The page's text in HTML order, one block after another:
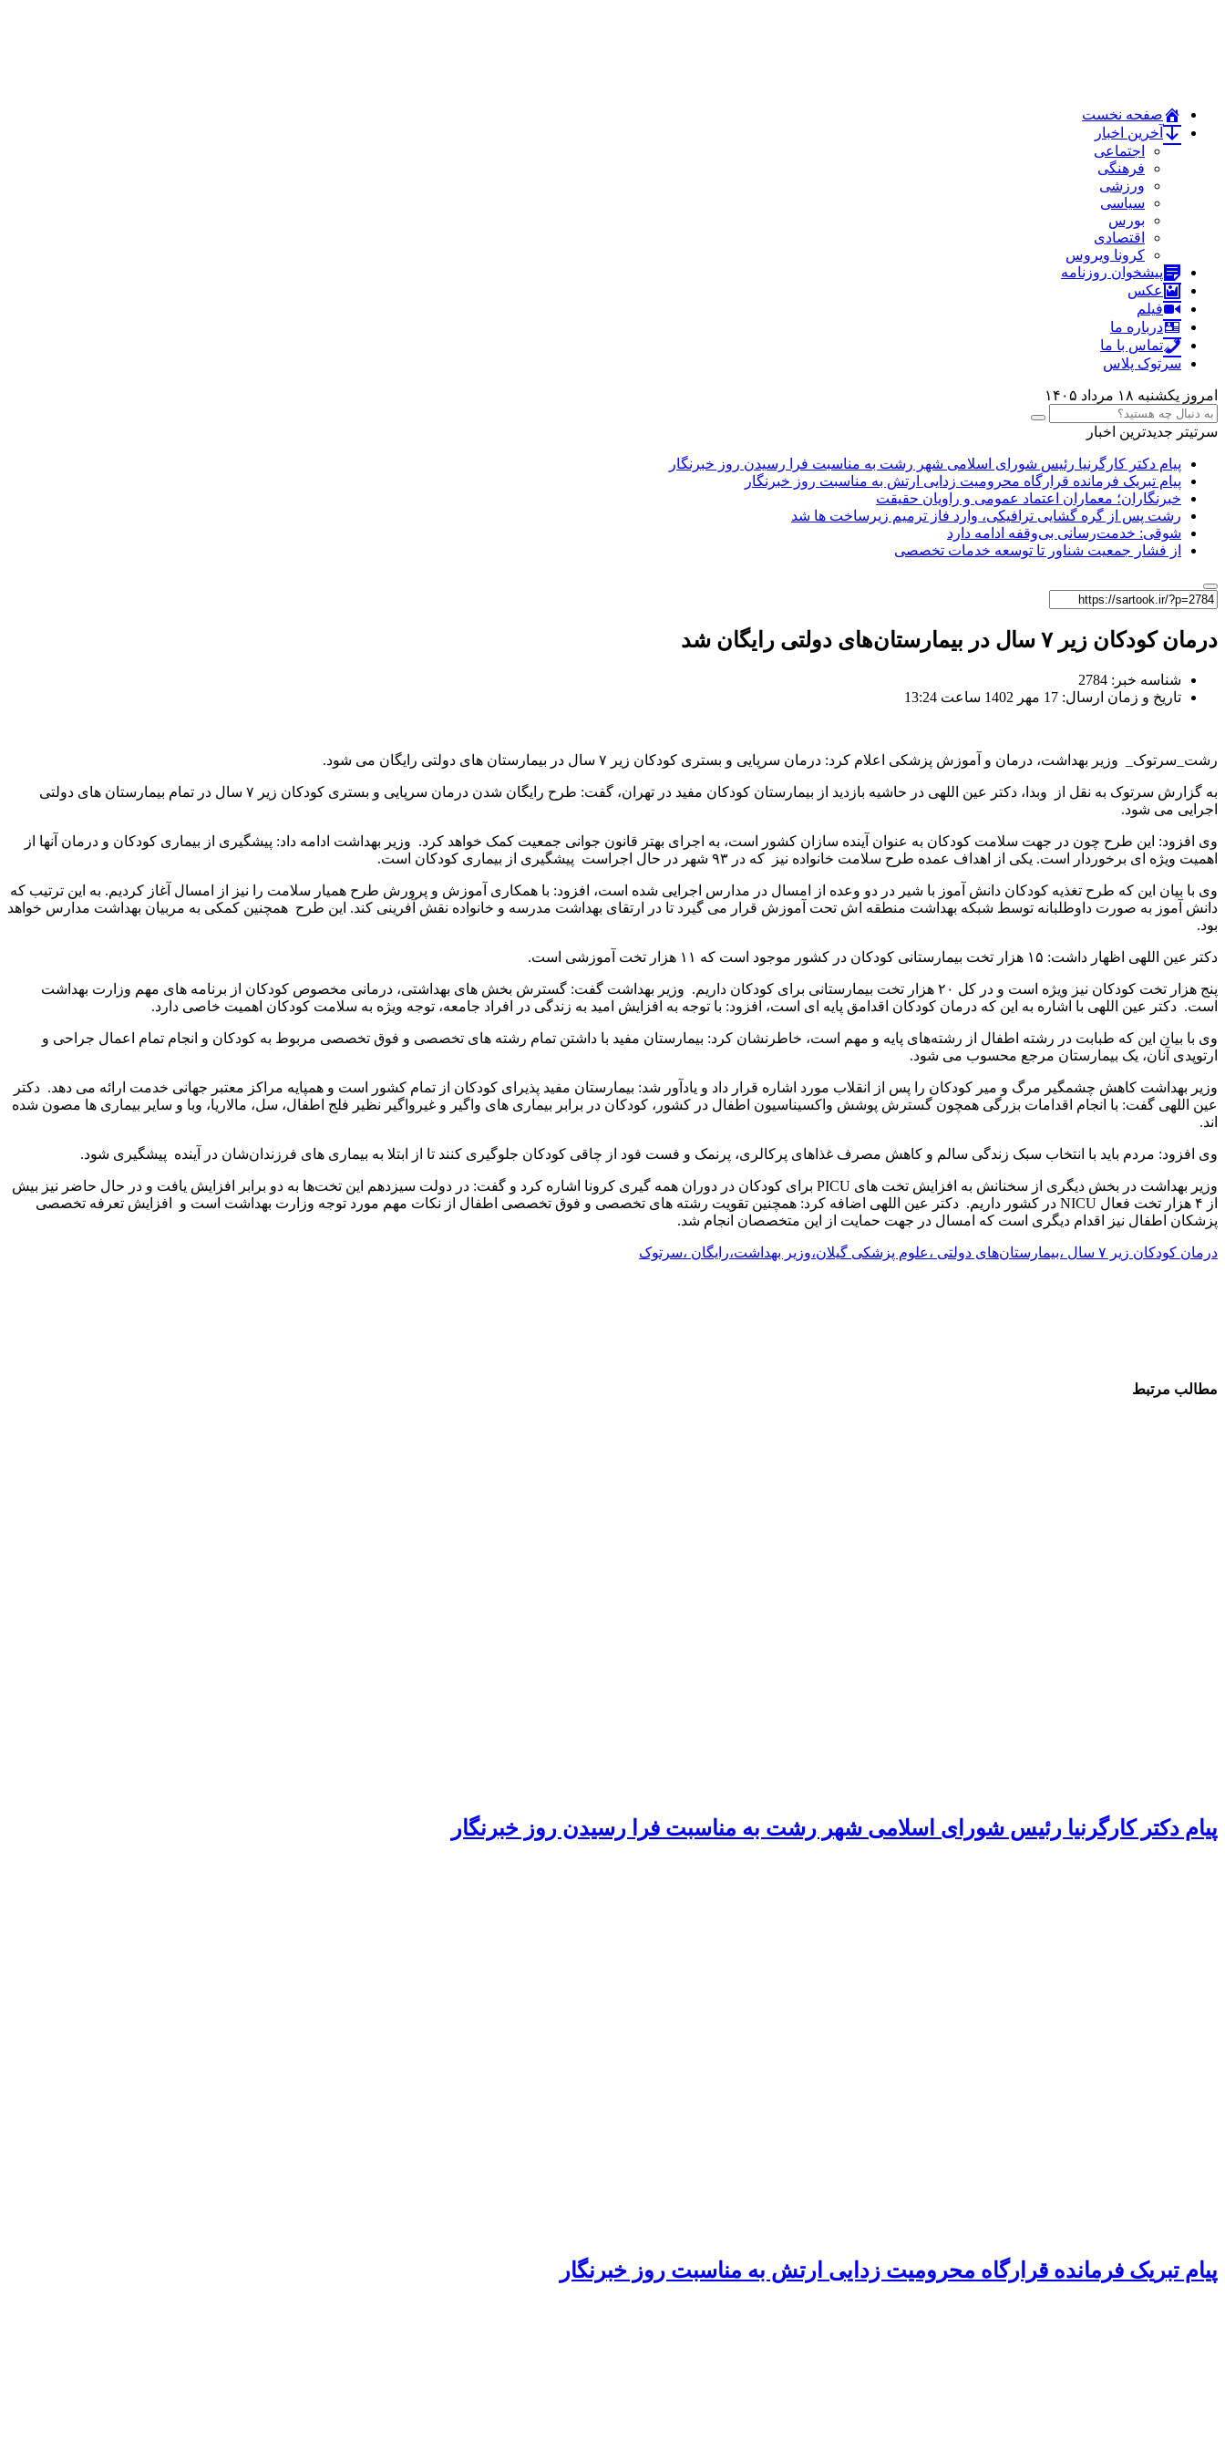
صفحه نخست
آخرین اخبار
اجتماعی
فرهنگی
ورزشی
سیاسی
بورس
اقتصادی
کرونا ویروس
پیشخوان روزنامه
عکس
فیلم
درباره ما
تماس با ما
سرتوک پلاس
امروز یکشنبه ۱۸ مرداد ۱۴۰۵
سرتیتر جدیدترین اخبار
پیام دکتر کارگرنیا رئیس شورای اسلامی شهر رشت به مناسبت فرا رسیدن روز خبرنگار
پیام تبریک فرمانده قرارگاه محرومیت‌ زدایی ارتش به مناسبت روز خبرنگار
خبرنگاران؛ معماران اعتماد عمومی و راویان حقیقت
رشت پس از گره گشایی ترافیکی، وارد فاز ترمیم زیرساخت ها شد
شوقی: خدمت‌رسانی بی‌وقفه ادامه دارد
از فشار جمعیت شناور تا توسعه خدمات تخصصی
درمان کودکان زیر ۷ سال در بیمارستان‌های دولتی رایگان شد
شناسه خبر: 2784
تاریخ و زمان ارسال: 17 مهر 1402 ساعت 13:24
رشت_سرتوک_ وزیر بهداشت، درمان و آموزش پزشکی اعلام کرد: درمان سرپایی و بستری کودکان زیر ۷ سال در بیمارستان های دولتی رایگان می شود.
به گزارش سرتوک به نقل از وبدا، دکتر عین اللهی در حاشیه بازدید از بیمارستان کودکان مفید در تهران، گفت: طرح رایگان شدن درمان سرپایی و بستری کودکان زیر ۷ سال در تمام بیمارستان های دولتی
اجرایی می شود.
وی افزود: این طرح چون در جهت سلامت کودکان به عنوان آینده سازان کشور است، به اجرای بهتر قانون جوانی جمعیت کمک خواهد کرد. وزیر بهداشت ادامه داد: پیشگیری از بیماری کودکان و درمان آنها از
اهمیت ویژه ای برخوردار است. یکی از اهداف عمده طرح سلامت خانواده نیز که در ۹۳ شهر در حال اجراست پیشگیری از بیماری کودکان است.
وی با بیان این که طرح تغذیه کودکان دانش آموز با شیر در دو وعده از امسال در مدارس اجرایی شده است، افزود: با همکاری آموزش و پرورش طرح همیار سلامت را نیز از امسال آغاز کردیم. به این ترتیب که
دانش آموز به صورت داوطلبانه توسط شبکه بهداشت منطقه اش تحت آموزش قرار می گیرد تا در ارتقای بهداشت مدرسه و خانواده نقش آفرینی کند. این طرح همچنین کمکی به مربیان بهداشت مدارس خواهد
بود.
دکتر عین اللهی اظهار داشت: ۱۵ هزار تخت بیمارستانی کودکان در کشور موجود است که ۱۱ هزار تخت آموزشی است.
پنج هزار تخت کودکان نیز ویژه است و در کل ۲۰ هزار تخت بیمارستانی برای کودکان داریم. وزیر بهداشت گفت: گسترش بخش های بهداشتی، درمانی مخصوص کودکان از برنامه های مهم وزارت بهداشت
است. دکتر عین اللهی با اشاره به این که درمان کودکان اقدامق پایه ای است، افزود: با توجه به افزایش امید به زندگی در افراد جامعه، توجه ویژه به سلامت کودکان اهمیت خاصی دارد.
وی با بیان این که طبابت در رشته اطفال از رشته‌های پایه و مهم است، خاطرنشان کرد: بیمارستان مفید با داشتن تمام رشته های تخصصی و فوق تخصصی مربوط به کودکان و انجام تمام اعمال جراحی و
ارتوپدی آنان، یک بیمارستان مرجع محسوب می شود.
وزیر بهداشت کاهش چشمگیر مرگ و میر کودکان را پس از انقلاب مورد اشاره قرار داد و یادآور شد: بیمارستان مفید پذیرای کودکان از تمام کشور است و همپایه مراکز معتبر جهانی خدمت ارائه می دهد. دکتر
عین اللهی گفت: با انجام اقدامات بزرگی همچون گسترش پوشش واکسیناسیون اطفال در کشور، کودکان در برابر بیماری های واگیر و غیرواگیر نظیر فلج اطفال، سل، مالاریا، وبا و سایر بیماری ها مصون شده
اند.
وی افزود: مردم باید با انتخاب سبک زندگی سالم و کاهش مصرف غذاهای پرکالری، پرنمک و فست فود از چاقی کودکان جلوگیری کنند تا از ابتلا به بیماری های فرزندان‌شان در آینده پیشگیری شود.
وزیر بهداشت در بخش دیگری از سخنانش به افزایش تخت های PICU برای کودکان در دوران همه گیری کرونا اشاره کرد و گفت: در دولت سیزدهم این تخت‌ها به دو برابر افزایش یافت و در حال حاضر نیز بیش
از ۴ هزار تخت فعال NICU در کشور داریم. دکتر عین اللهی اضافه کرد: همچنین تقویت رشته های تخصصی و فوق تخصصی اطفال از نکات مهم مورد توجه وزارت بهداشت است و افزایش تعرفه تخصصی
پزشکان اطفال نیز اقدام دیگری است که امسال در جهت حمایت از این متخصصان انجام شد.
درمان کودکان زیر ۷ سال ،بیمارستان‌های دولتی ،علوم پزشکی گیلان،وزیر بهداشت،رایگان ،سرتوک
مطالب مرتبط
پیام دکتر کارگرنیا رئیس شورای اسلامی شهر رشت به مناسبت فرا رسیدن روز خبرنگار
پیام تبریک فرمانده قرارگاه محرومیت‌ زدایی ارتش به مناسبت روز خبرنگار